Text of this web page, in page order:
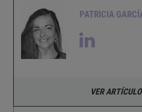
PATRICIA
VER